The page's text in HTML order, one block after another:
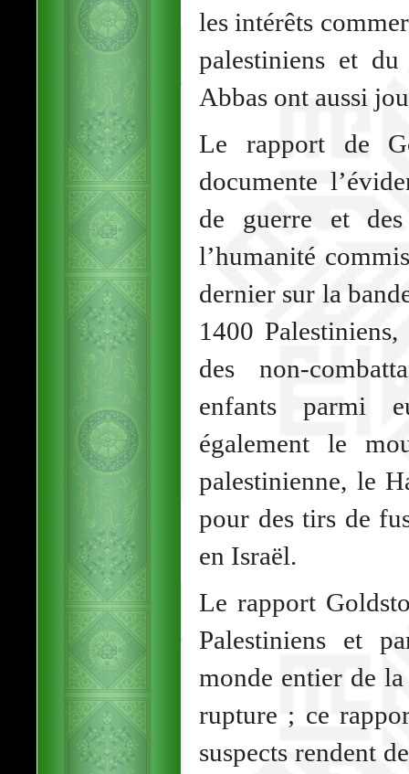
les intérêts
palestiniens et
Abbas ont aussi
Le rapport de
documente
de guerre et
l’humanité
dernier sur la
1400
des non-
enfants parmi
également le
palestinienne, le
pour des tirs de
en Israël.
Le rapport
Palestiniens et
monde entier de
rupture ; ce
suspects rendent